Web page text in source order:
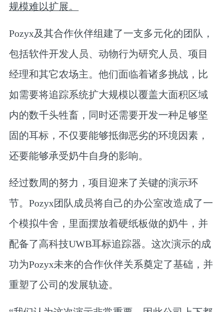
规模难以扩展。
Pozyx及其合作伙伴组建了一支多元化的团队，
包括软件开发人员、动物行为研究人员、项目
经理和其它农场主。他们面临着诸多挑战，比
如需要将追踪系统扩大规模以覆盖大面积区域
内的数千头牲畜，同时还需要开发一种足够坚
固的耳标，不仅要能够抵御恶劣的环境因素，
还要能够承受奶牛自身的影响。
经过数周的努力，项目迎来了关键的演示环
节。Pozyx团队成员将自己的办公室改造成了一
个模拟牛舍，里面摆放着硬纸板做的奶牛，并
配备了高科技UWB耳标追踪器。这次演示的成
功为Pozyx未来的合作伙伴关系奠定了基础，并
重塑了公司的发展轨迹。